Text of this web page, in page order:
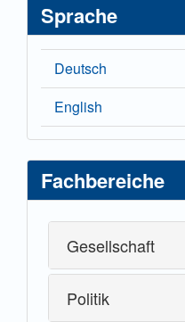
Sprache
Deutsch
English
Fachbereiche
Gesellschaft
Politik